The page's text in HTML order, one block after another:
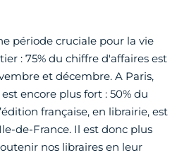
période cruciale pour la vie
: 75% du chiffre d'affaires est
et décembre. A Paris,
encore plus fort : 50% du
française, en librairie, est
de-France. Il est donc plus
nos libraires en leur